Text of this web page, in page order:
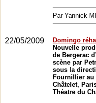
Par Yannick
22/05/2009
Domingo
Nouvelle
de Bergerac
scène par
sous la
Fournillier au
Châtelet,
Théatre du